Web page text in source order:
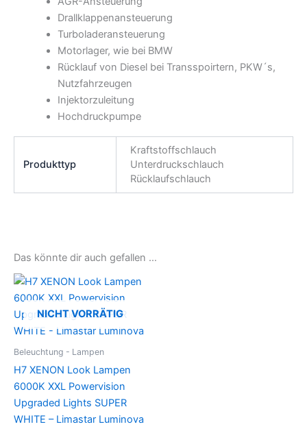
Drallklappenansteuerung
Turboladeransteuerung
Motorlager, wie bei BMW
Rücklauf von Diesel bei Transspoirtern, PKW´s,
Nutzfahrzeugen
Injektorzuleitung
Hochdruckpumpe
Produkttyp
Kraftstoffschlauch
Unterdruckschlauch
Rücklaufschlauch
Das könnte dir auch gefallen …
NICHT VORRÄTIG
Beleuchtung - Lampen
H7 XENON Look Lampen
6000K XXL Powervision
Upgraded Lights SUPER
WHITE – Limastar Luminova